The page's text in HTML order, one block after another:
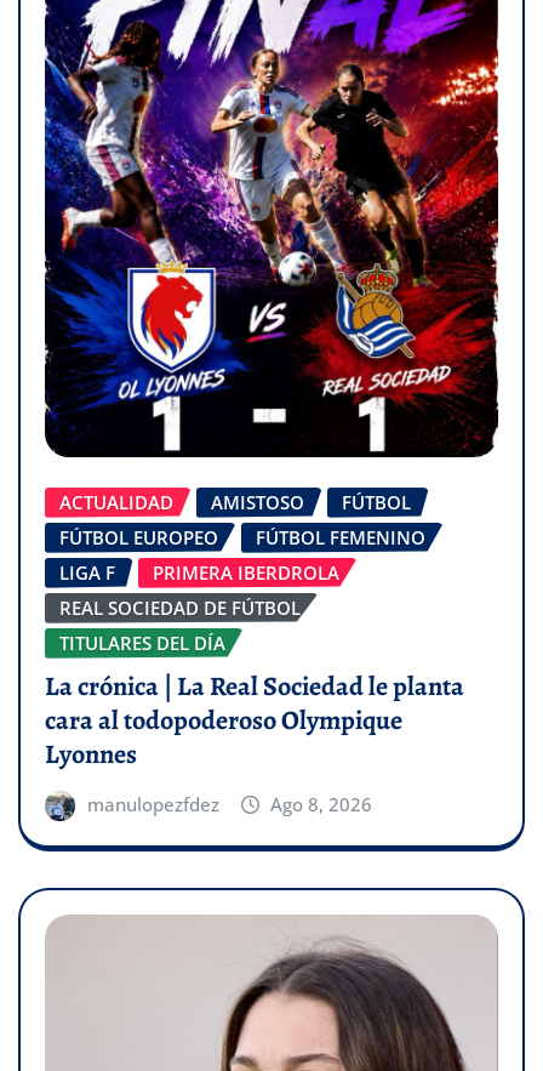
ACTUALIDAD AMISTOSO
FÚTBOL
FÚTBOL EUROPEO
FÚTBOL FEMENINO
LIGA F
PRIMERA IBERDROLA
REAL SOCIEDAD DE FÚTBOL
TITULARES DEL DÍA
La crónica | La Real Sociedad le planta
cara al todopoderoso Olympique
Lyonnes
manulopezfdez Ago 8, 2026